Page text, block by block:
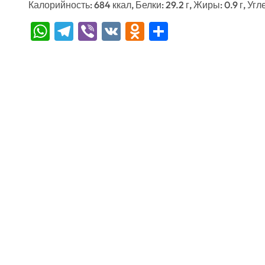
Калорийность: 684 ккал, Белки: 29.2 г, Жиры: 0.9 г,
WhatsApp
Telegram
Viber
VK Odnoklassniki